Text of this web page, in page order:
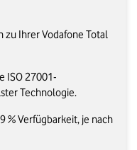
zu Ihrer Vodafone Total
ISO 27001-
Technologie.
% Verfügbarkeit, je nach